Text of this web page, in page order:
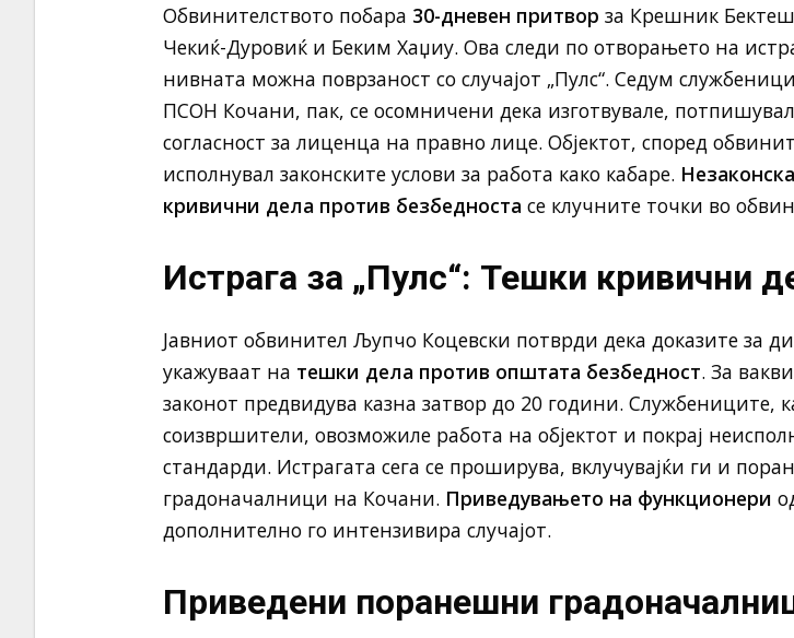
Обвинителството побара 30-дневен притвор за Крешник
Чекиќ-Дуровиќ и Беким Хаџиу. Ова следи по отворањето на
нивната можна поврзаност со случајот „Пулс“. Седум
ПСОН Кочани, пак, се осомничени дека изготвувале,
согласност за лиценца на правно лице. Објектот, според
исполнувал законските услови за работа како кабаре.
кривични дела против безбедноста се клучните точки во
Истрага за „Пулс“: Тешки кривични
Јавниот обвинител Љупчо Коцевски потврди дека доказите за
укажуваат на тешки дела против општата безбедност. За
законот предвидува казна затвор до 20 години. Службениците,
соизвршители, овозможиле работа на објектот и покрај
стандарди. Истрагата сега се проширува, вклучувајќи ги и
градоначалници на Кочани. Приведувањето на функционери
дополнително го интензивира случајот.
Приведени поранешни